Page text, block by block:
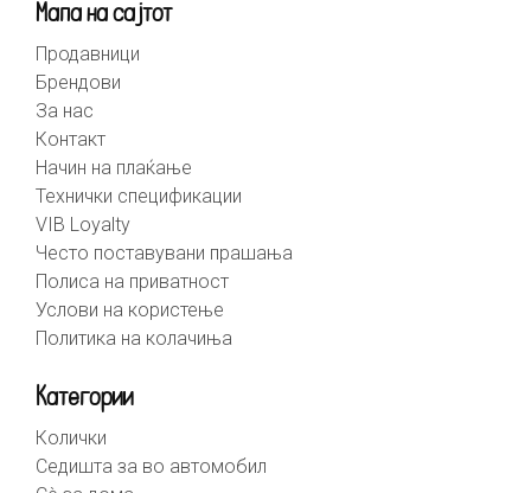
Мапа на сајтот
Продавници
Брендови
За нас
Контакт
Начин на плаќање
Технички спецификации
VIB Loyalty
Често поставувани прашања
Полиса на приватност
Услови на користење
Политика на колачиња
Категории
Колички
Седишта за во автомобил